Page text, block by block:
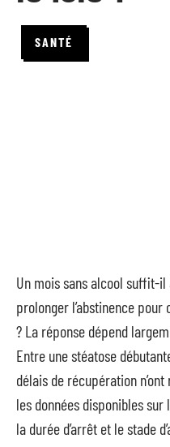
SANTÉ
Un mois sans alcool suffit-
prolonger l’abstinence
? La réponse dépend
Entre une stéatose
délais de récupération
les données disponibles
la durée d’arrêt et le stade